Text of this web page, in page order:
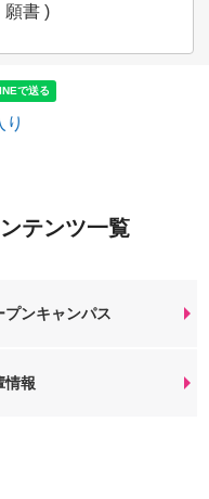
願書 )
り
テンツ一覧
プンキャンパス
情報